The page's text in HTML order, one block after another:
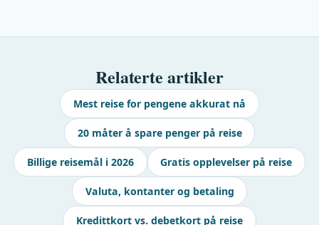
Relaterte artikler
Mest reise for pengene akkurat nå
20 måter å spare penger på reise
Billige reisemål i 2026 Gratis opplevelser på reise
Valuta, kontanter og betaling
Kredittkort vs. debetkort på reise